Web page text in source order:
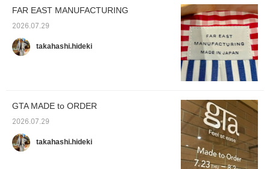
FAR EAST MANUFACTURING
2026.07.29
takahashi.hideki
GTA MADE to ORDER
2026.07.29
takahashi.hideki